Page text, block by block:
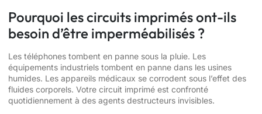
Pourquoi les circuits imprimés ont-ils
besoin d’être imperméabilisés ?
Les téléphones tombent en panne sous la pluie. Les
équipements industriels tombent en panne dans les usines
humides. Les appareils médicaux se corrodent sous l’effet des
fluides corporels. Votre circuit imprimé est confronté
quotidiennement à des agents destructeurs invisibles.